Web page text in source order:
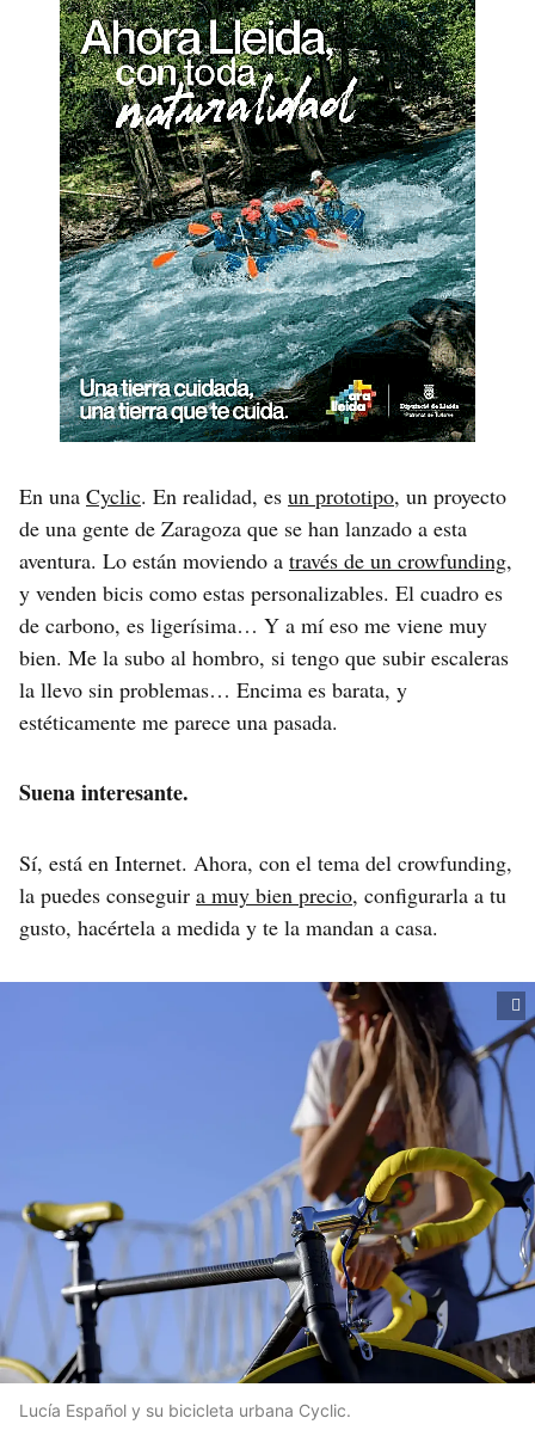
En una Cyclic. En realidad, es un prototipo, un proyecto
de una gente de Zaragoza que se han lanzado a esta
aventura. Lo están moviendo a través de un crowfunding,
y venden bicis como estas personalizables. El cuadro es
de carbono, es ligerísima… Y a mí eso me viene muy
bien. Me la subo al hombro, si tengo que subir escaleras
la llevo sin problemas… Encima es barata, y
estéticamente me parece una pasada.
Suena interesante.
Sí, está en Internet. Ahora, con el tema del crowfunding,
la puedes conseguir a muy bien precio, configurarla a tu
gusto, hacértela a medida y te la mandan a casa.
Lucía Español y su bicicleta urbana Cyclic.